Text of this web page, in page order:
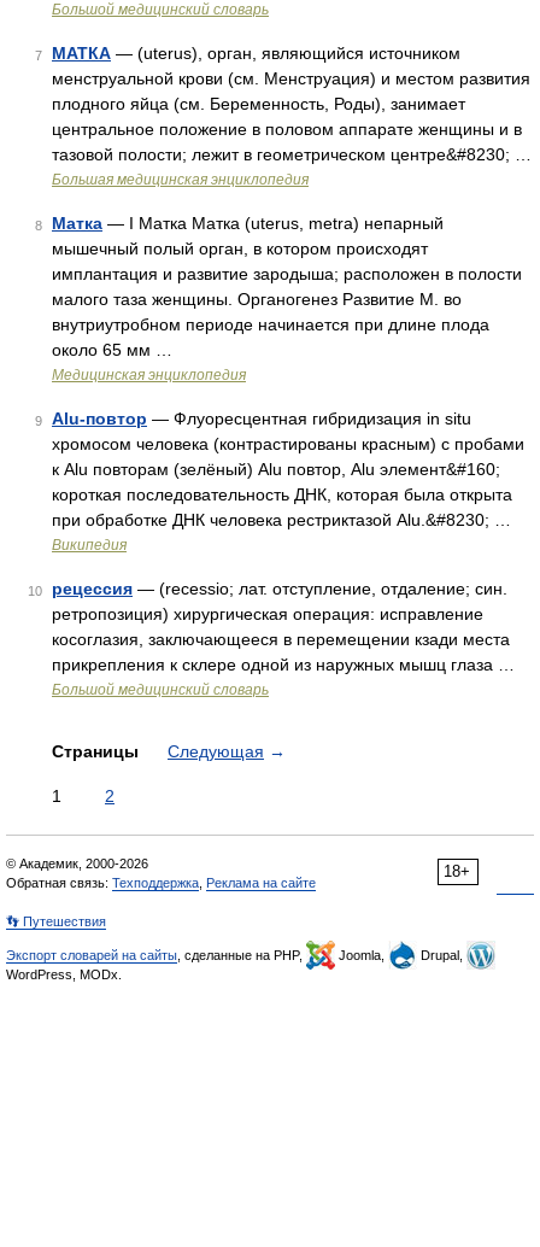
Большой медицинский словарь
7 МАТКА — (uterus), орган, являющийся источником
менструальной крови (см. Менструация) и местом развития
плодного яйца (см. Беременность, Роды), занимает
центральное положение в половом аппарате женщины и в
тазовой полости; лежит в геометрическом центре&#8230; …
Большая медицинская энциклопедия
8 Матка — I Матка Матка (uterus, metra) непарный
мышечный полый орган, в котором происходят
имплантация и развитие зародыша; расположен в полости
малого таза женщины. Органогенез Развитие М. во
внутриутробном периоде начинается при длине плода
около 65 мм …
Медицинская энциклопедия
9 Alu-повтор — Флуоресцентная гибридизация in situ
хромосом человека (контрастированы красным) с пробами
к Alu повторам (зелёный) Alu повтор, Alu элемент&#160;
короткая последовательность ДНК, которая была открыта
при обработке ДНК человека рестриктазой Alu.&#8230; …
Википедия
10 рецессия — (recessio; лат. отступление, отдаление; син.
ретропозиция) хирургическая операция: исправление
косоглазия, заключающееся в перемещении кзади места
прикрепления к склере одной из наружных мышц глаза …
Большой медицинский словарь
Страницы Следующая →
1 2
18+
© Академик, 2000-2026
Обратная связь: Техподдержка Реклама на сайте
👣 Путешествия
Экспорт словарей на сайты , сделанные на PHP, Joomla,
Drupal,
WordPress, MODx.